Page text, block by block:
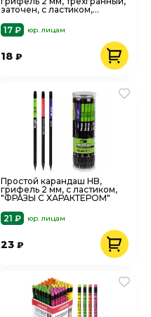
заточен, с ластиком,
17 ₽
юр. лицам
18₽
Простой карандаш HB,
грифель 2 мм, с ластиком,
"ФРАЗЫ С ХАРАКТЕРОМ"
21 ₽
юр. лицам
23₽